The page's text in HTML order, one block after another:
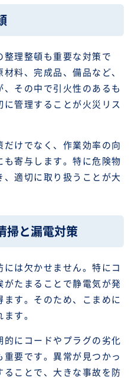
理整頓も重要な対策で
料、完成品、備品など、
その中で引火性のあるも
管理することが火災リス
けでなく、作業効率の向
も寄与します。特に危険物
適切に取り扱うことが大
掃と漏電対策
は欠かせません。特にコ
たまることで静電気が発
す。そのため、こまめに
す。
にコードやプラグの劣化
要です。異常が見つかっ
ことで、大きな事故を防